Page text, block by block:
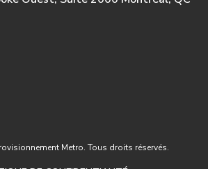
Metro. Tous droits réservés.